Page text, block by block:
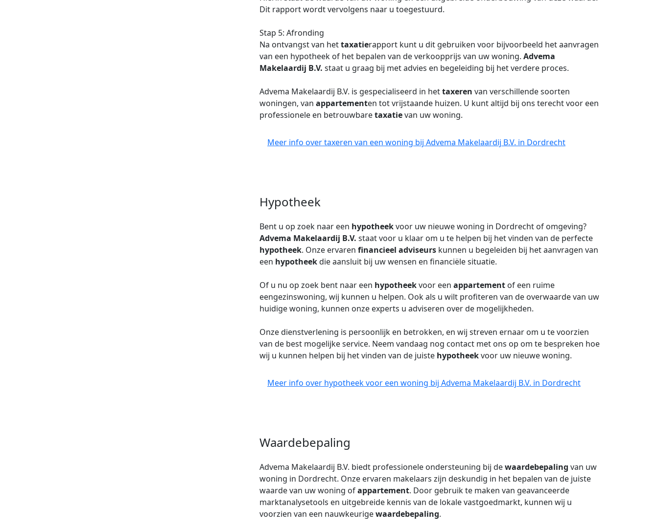
Dit rapport wordt vervolgens naar u toegestuurd.
Stap 5: Afronding
Na ontvangst van hettaxatierapport kunt u dit gebruiken voor bijvoorbeeld het aanvragen
van een hypotheek of het bepalen van de verkoopprijs van uw woning. Advema
Makelaardij B.V. staat u graag bij met advies en begeleiding bij het verdere proces.
Advema Makelaardij B.V. is gespecialiseerd in hettaxeren van verschillende soorten
woningen, van appartementen tot vrijstaande huizen. U kunt altijd bij ons terecht voor een
professionele en betrouwbaretaxatievan uw woning.
Meer info over taxeren van een woning bij Advema Makelaardij B.V. in Dordrecht
Hypotheek
Bent u op zoek naar een hypotheekvoor uw nieuwe woning in Dordrecht of omgeving?
Advema Makelaardij B.V. staat voor u klaar om u te helpen bij het vinden van de perfecte
hypotheek. Onze ervaren financieel adviseurs kunnen u begeleiden bij het aanvragen van
een hypotheekdie aansluit bij uw wensen en financiële situatie.
Of u nu op zoek bent naar een hypotheekvoor een appartement of een ruime
eengezinswoning, wij kunnen u helpen. Ook als u wilt profiteren van de overwaarde van uw
huidige woning, kunnen onze experts u adviseren over de mogelijkheden.
Onze dienstverlening is persoonlijk en betrokken, en wij streven ernaar om u te voorzien
van de best mogelijke service. Neem vandaag nog contact met ons op om te bespreken hoe
wij u kunnen helpen bij het vinden van de juiste hypotheekvoor uw nieuwe woning.
Meer info over hypotheek voor een woning bij Advema Makelaardij B.V. in Dordrecht
Waardebepaling
Advema Makelaardij B.V. biedt professionele ondersteuning bij dewaardebepaling van uw
woning in Dordrecht. Onze ervaren makelaars zijn deskundig in het bepalen van de juiste
waarde van uw woning ofappartement. Door gebruik te maken van geavanceerde
marktanalysetools en uitgebreide kennis van de lokale vastgoedmarkt, kunnen wij u
voorzien van een nauwkeurigewaardebepaling.